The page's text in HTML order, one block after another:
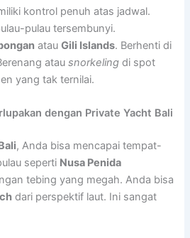
kontrol penuh atas jadwal.
pulau tersembunyi.
atauGili Islands. Berhenti di
atausnorkeling di spot
yang tak ternilai.
dengan Private Yacht Bali
, Anda bisa mencapai tempat-
seperti Nusa Penida
tebing yang megah. Anda bisa
dari perspektif laut. Ini sangat